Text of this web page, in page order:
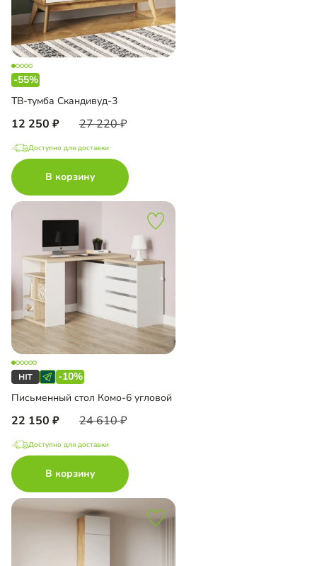
-55%
ТВ-тумба Скандивуд-3
12 250 27 220
Доступно для доставки
В корзину
-10%
Письменный стол Комо-6 угловой
22 150 24 610
Доступно для доставки
В корзину